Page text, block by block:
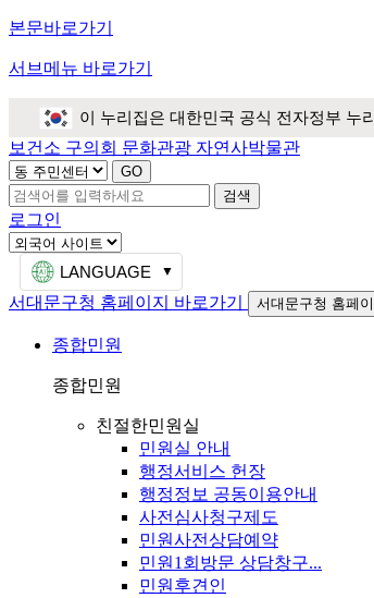
본문바로가기
서브메뉴 바로가기
이 누리집은 대한민국 공식 전자정부 누
보건소 구의회 문화관광 자연사박물관
검색
로그인
LANGUAGE
서대문구청 홈페이지 바로가기
서대문구청 홈페
종합민원
종합민원
친절한민원실
민원실 안내
행정서비스 헌장
행정정보 공동이용안내
사전심사청구제도
민원사전상담예약
민원1회방문 상담창구...
민원후견인